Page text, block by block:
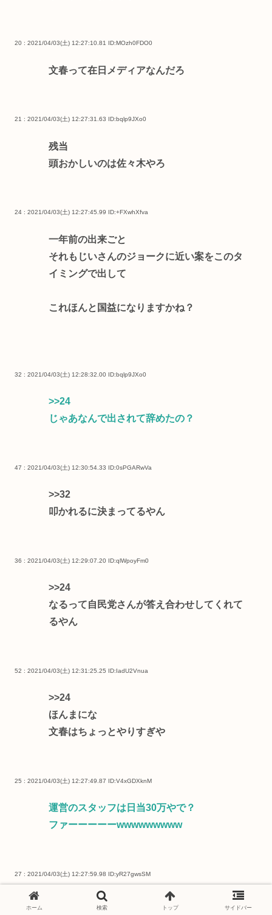
20 : 2021/04/03(土) 12:27:10.81 ID:MOzh0FDO0
文春って在日メディアなんだろ
21 : 2021/04/03(土) 12:27:31.63 ID:bqlp9JXo0
残当
頭おかしいのは佐々木やろ
24 : 2021/04/03(土) 12:27:45.99 ID:+FXwhXfva
一年前の出来ごと
それもじいさんのジョークに近い案をこのタ
イミングで出して
これほんと国益になりますかね？
32 : 2021/04/03(土) 12:28:32.00 ID:bqlp9JXo0
>>24
じゃあなんで出されて辞めたの？
47 : 2021/04/03(土) 12:30:54.33 ID:0sPGARwVa
>>32
叩かれるに決まってるやん
36 : 2021/04/03(土) 12:29:07.20 ID:qlWpoyFm0
>>24
なるって自民党さんが答え合わせしてくれて
るやん
52 : 2021/04/03(土) 12:31:25.25 ID:IadU2Vnua
>>24
ほんまにな
文春はちょっとやりすぎや
25 : 2021/04/03(土) 12:27:49.87 ID:V4xGDXknM
運営のスタッフは日当30万やで？
ファーーーーーwwwwwwwww
27 : 2021/04/03(土) 12:27:59.98 ID:yR27gwsSM
日本の中国化が止まらないな
ホーム 検索 トップ サイドバー